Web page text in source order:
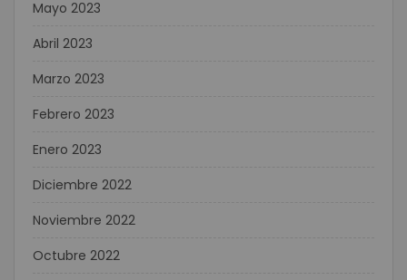
Mayo 2023
Abril 2023
Marzo 2023
Febrero 2023
Enero 2023
Diciembre 2022
Noviembre 2022
Octubre 2022